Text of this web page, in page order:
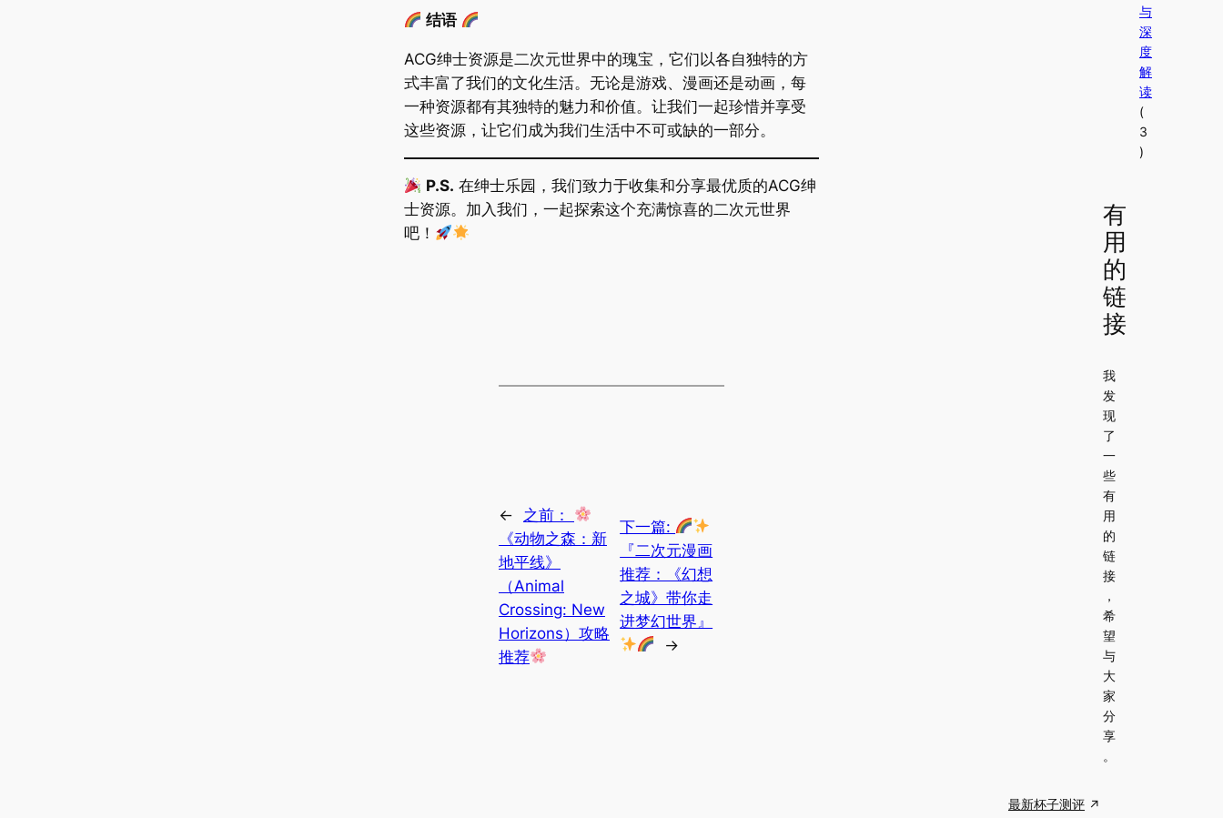
结语
ACG绅士资源是二次元世界中的瑰宝，它们以各自独特的方
式丰富了我们的文化生活。无论是游戏、漫画还是动画，每
一种资源都有其独特的魅力和价值。让我们一起珍惜并享受
这些资源，让它们成为我们生活中不可或缺的一部分。
P.S. 在绅士乐园，我们致力于收集和分享最优质的ACG绅
士资源。加入我们，一起探索这个充满惊喜的二次元世界
吧！
←
之前：
《动物之森：新
地平线》
（Animal
Crossing: New
Horizons）攻略
推荐
下一篇:
『二次元漫画
推荐：《幻想
之城》带你走
进梦幻世界』
→
与
深
度
解
读
(
3
)
有
用
的
链
接
我
发
现
了
一
些
有
用
的
链
接
，
希
望
与
大
家
分
享
。
最新杯子测评